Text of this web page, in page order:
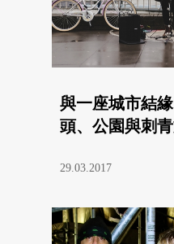
與一座城市結
頭、公園與刺
29.03.2017